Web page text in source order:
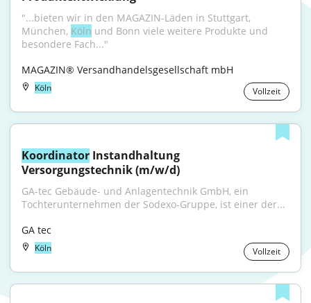
"...bieten wir in den MAGAZIN-Läden in Stuttgart,
München, Köln und Bonn viele weitere Produkte und
besondere Fach..."
MAGAZIN® Versandhandelsgesellschaft mbH
Köln Vollzeit
Koordinator Instandhaltung
Versorgungstechnik (m/w/d)
GA-tec Gebäude- und Anlagentechnik GmbH, ein
Tochterunternehmen der Sodexo-Gruppe, ist einer der...
GA tec
Köln Vollzeit